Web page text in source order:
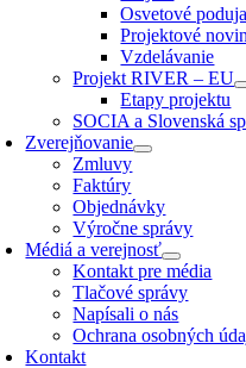
Osvetové
Projektové
Vzdelávanie
Projekt RIVER – EU
Etapy projektu
SOCIA a Slovenská
Zverejňovanie
Zmluvy
Faktúry
Objednávky
Výročne správy
Médiá a verejnosť
Kontakt pre média
Tlačové správy
Napísali o nás
Ochrana osobných
Kontakt